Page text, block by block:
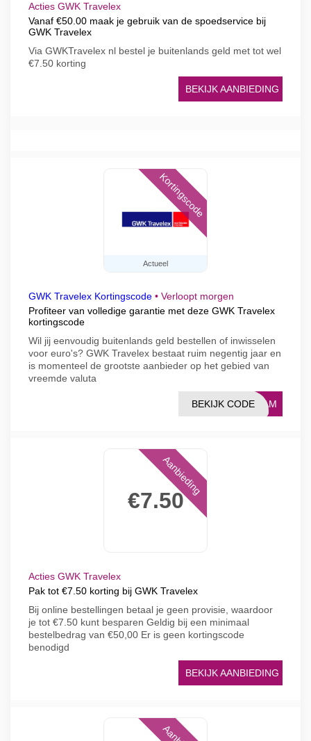
Acties GWK Travelex
Vanaf €50.00 maak je gebruik van de spoedservice bij
GWK Travelex
Via GWKTravelex nl bestel je buitenlands geld met tot wel
€7.50 korting
BEKIJK AANBIEDING
Actueel
Kortingscode
GWK Travelex Kortingscode • Verloopt morgen
Profiteer van volledige garantie met deze GWK Travelex
kortingscode
Wil jij eenvoudig buitenlands geld bestellen of inwisselen
voor euro's? GWK Travelex bestaat ruim negentig jaar en
is momenteel de grootste aanbieder op het gebied van
vreemde valuta
95AM
BEKIJK CODE
€7.50
Aanbieding
Acties GWK Travelex
Pak tot €7.50 korting bij GWK Travelex
Bij online bestellingen betaal je geen provisie, waardoor
je tot €7.50 kunt besparen Geldig bij een minimaal
bestelbedrag van €50,00 Er is geen kortingscode
benodigd
BEKIJK AANBIEDING